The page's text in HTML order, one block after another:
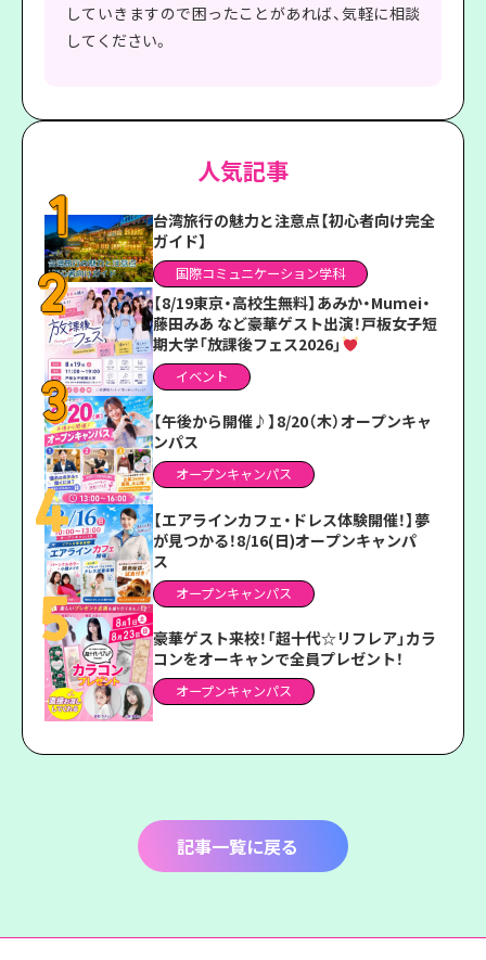
していきますので困ったことがあれば、気軽に相談
してください。
人気記事
台湾旅行の魅力と注意点【初心者向け完全
ガイド】
国際コミュニケーション学科
【8/19東京・高校生無料】あみか・Mumei・
藤田みあ など豪華ゲスト出演！戸板女子短
期大学「放課後フェス2026」
イベント
【午後から開催♪】8/20（木）オープンキャ
ンパス
オープンキャンパス
【エアラインカフェ・ドレス体験開催！】夢
が見つかる！8/16(日)オープンキャンパ
ス
オープンキャンパス
豪華ゲスト来校！「超十代☆リフレア」カラ
コンをオーキャンで全員プレゼント！
オープンキャンパス
記事一覧に戻る